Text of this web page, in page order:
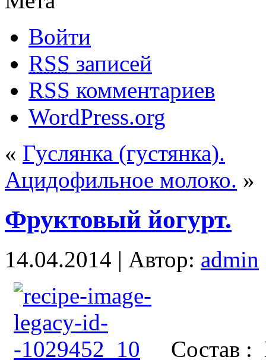
Войти
RSS записей
RSS комментариев
WordPress.org
« Гуслянка (густянка).
Ацидофильное молоко. »
Фруктовый йогурт.
14.04.2014 | Автор: admin
Состав